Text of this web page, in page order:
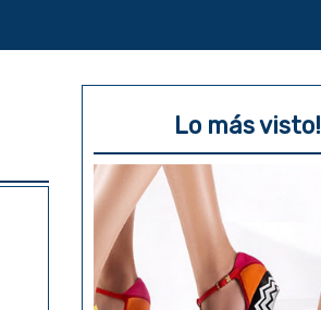
Lo más visto!